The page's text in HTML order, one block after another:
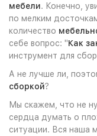
мебели. Конечно,
по мелким
количество
себе вопрос: "Как
инструмент для
А не лучше ли,
сборкой?
Мы скажем, что не
сердца думать о
ситуации. Вся наша